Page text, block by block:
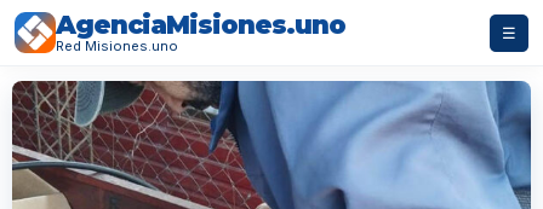
AgenciaMisiones.uno
Red Misiones.uno
☰